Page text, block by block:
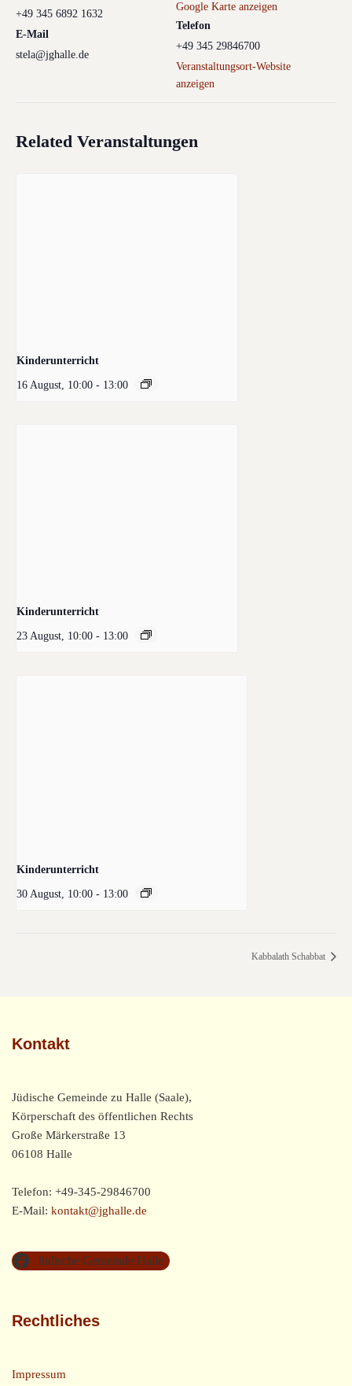
+49 345 6892 1632
E-Mail
stela@jghalle.de
Google Karte anzeigen
Telefon
+49 345 29846700
Veranstaltungsort-Website
anzeigen
Related Veranstaltungen
Kinderunterricht
16 August, 10:00 - 13:00
Kinderunterricht
23 August, 10:00 - 13:00
Kinderunterricht
30 August, 10:00 - 13:00
Kabbalath Schabbat
Kontakt
Jüdische Gemeinde zu Halle (Saale),
Körperschaft des öffentlichen Rechts
Große Märkerstraße 13
06108 Halle
Telefon: +49-345-29846700
E-Mail: kontakt@jghalle.de
Jüdische Gemeinde Halle
Rechtliches
Impressum